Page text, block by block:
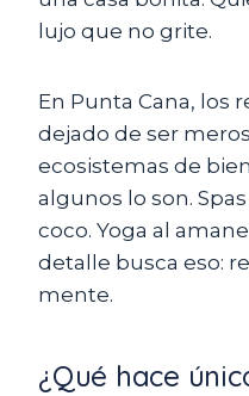
lujo que no grite.
En Punta Cana, los
dejado de ser
ecosistemas de
algunos lo son.
coco. Yoga al
detalle busca eso:
mente.
¿Qué hace